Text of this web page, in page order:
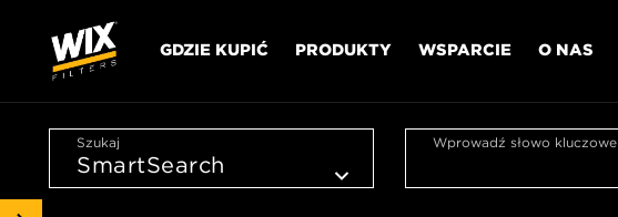
GDZIE KUPIĆ PRODUKTY WSPARCIE O NAS
Szukaj Wprowadź słowo kluczowe